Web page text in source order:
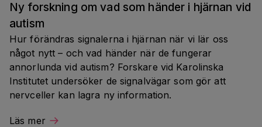
Ny forskning om vad som händer i hjärnan vid
autism
Hur förändras signalerna i hjärnan när vi lär oss
något nytt – och vad händer när de fungerar
annorlunda vid autism? Forskare vid Karolinska
Institutet undersöker de signalvägar som gör att
nervceller kan lagra ny information.
Läs mer